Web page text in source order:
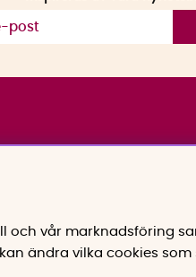
vår marknadsföring
ändra vilka cookies som